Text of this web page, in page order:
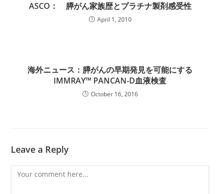
ASCO： 膵がん家族歴とプラチナ製剤感受性
April 1, 2010
海外ニュース：膵がんの早期発見を可能にする
IMMRAY™ PANCAN-D血液検査
October 16, 2016
Leave a Reply
Comment